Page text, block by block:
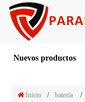
Nuevos productos
Inicio / batería /